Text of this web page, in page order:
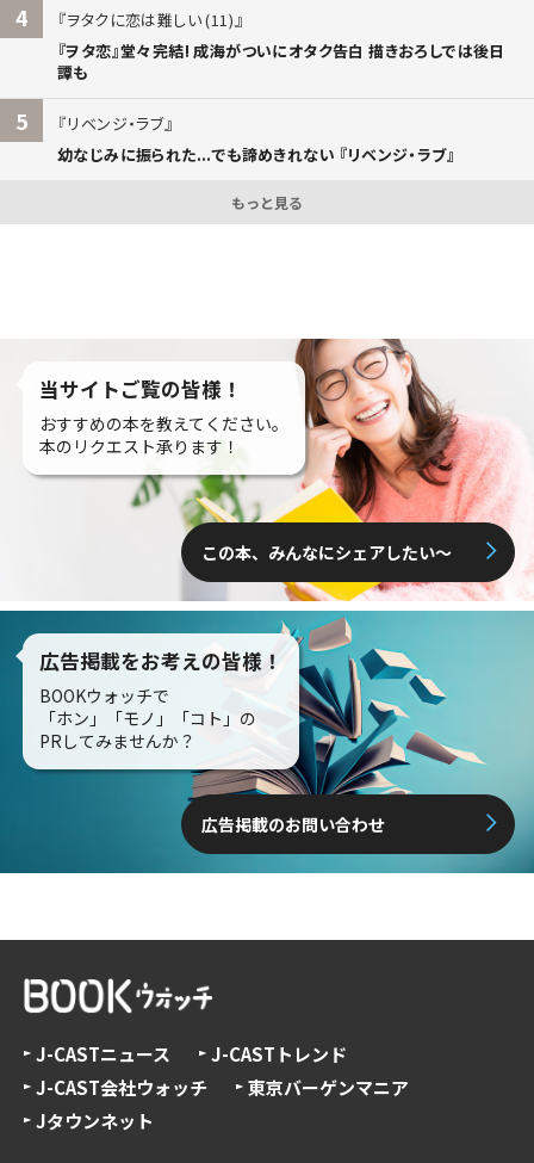
4
ヲタクに恋は難しい (11)
『ヲタ恋』堂々完結! 成海がついにオタク告白 描きおろしでは後日
譚も
5
リベンジ・ラブ
幼なじみに振られた...でも諦めきれない 『リベンジ・ラブ』
もっと見る
当サイトご覧の皆様！
おすすめの本を教えてください。
本のリクエスト承ります！
この本、みんなにシェアしたい〜
広告掲載をお考えの皆様！
BOOKウォッチで
「ホン」「モノ」「コト」の
PRしてみませんか？
広告掲載のお問い合わせ
J-CASTニュース
J-CASTトレンド
J-CAST会社ウォッチ
東京バーゲンマニア
Jタウンネット